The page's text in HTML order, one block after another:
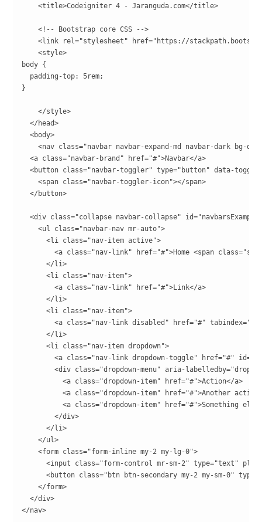
    <title>Codeigniter 4 - Jaranguda.com</title>
    <!-- Bootstrap core CSS -->
<link rel="stylesheet" href="https://
    <style>
body {
  padding-top: 5rem;
}
    </style>
  </head>
  <body>
<nav class="navbar navbar-expand-md navbar-dark bg-
  <a class="navbar-brand" href="#">Navbar</a>
<button class="navbar-toggler" type="button" data-
    <span class="navbar-toggler-icon"></span>
  </button>
<div class="collapse navbar-collapse"
    <ul class="navbar-nav mr-auto">
      <li class="nav-item active">
<a class="nav-link" href="#">Home <span
      </li>
      <li class="nav-item">
        <a class="nav-link" href="#">Link</a>
      </li>
      <li class="nav-item">
<a class="nav-link disabled" href="#" tabindex="-
      </li>
      <li class="nav-item dropdown">
<a class="nav-link dropdown-toggle" href="#"
<div class="dropdown-menu" aria-
          <a class="dropdown-item" href="#">Action</a>
<a class="dropdown-item" href="#">Another
<a class="dropdown-item" href="#">Something else
        </div>
      </li>
    </ul>
    <form class="form-inline my-2 my-lg-0">
<input class="form-control mr-sm-2" type="text"
<button class="btn btn-secondary my-2 my-sm-0"
    </form>
  </div>
</nav>